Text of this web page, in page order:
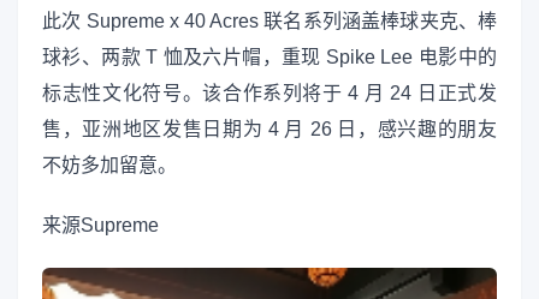
此次 Supreme x 40 Acres 联名系列涵盖棒球夹克、棒
球衫、两款 T 恤及六片帽，重现 Spike Lee 电影中的
标志性文化符号。该合作系列将于 4 月 24 日正式发
售，亚洲地区发售日期为 4 月 26 日，感兴趣的朋友
不妨多加留意。
来源Supreme